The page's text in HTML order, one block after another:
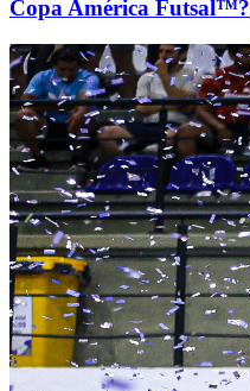
Copa América Futsal™?